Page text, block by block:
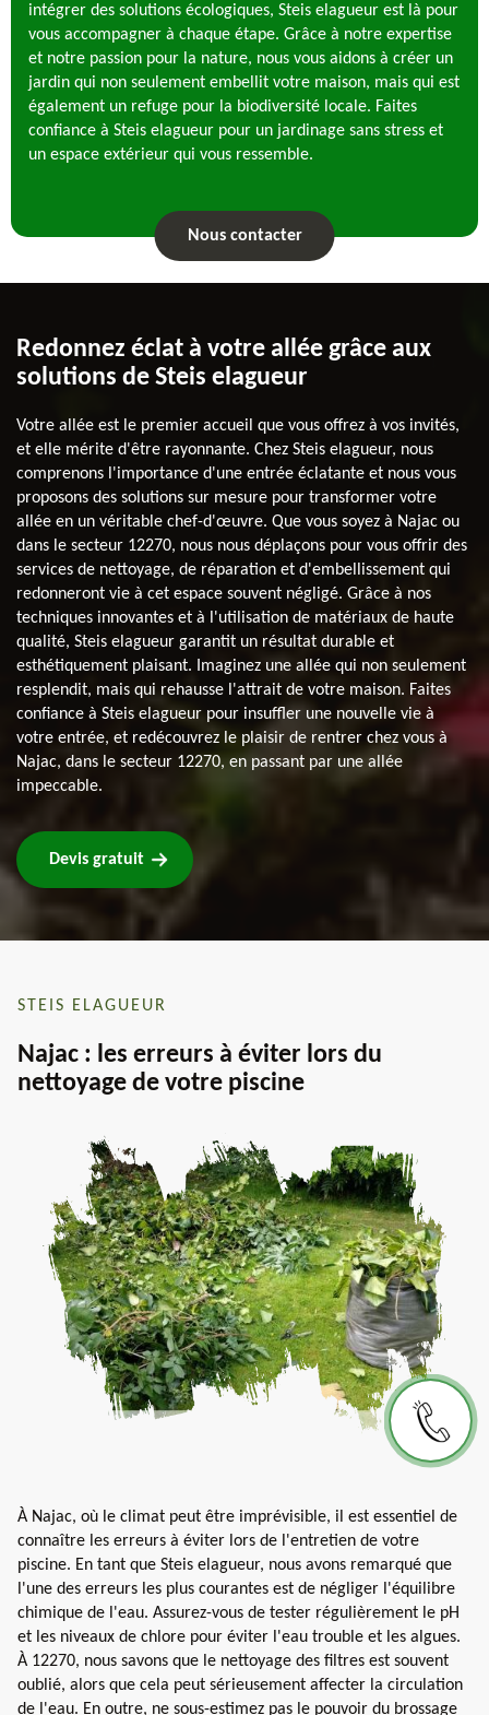
intégrer des solutions écologiques, Steis elagueur est là pour
vous accompagner à chaque étape. Grâce à notre expertise
et notre passion pour la nature, nous vous aidons à créer un
jardin qui non seulement embellit votre maison, mais qui est
également un refuge pour la biodiversité locale. Faites
confiance à Steis elagueur pour un jardinage sans stress et
un espace extérieur qui vous ressemble.
Nous contacter
Redonnez éclat à votre allée grâce aux
solutions de Steis elagueur
Votre allée est le premier accueil que vous offrez à vos invités,
et elle mérite d'être rayonnante. Chez Steis elagueur, nous
comprenons l'importance d'une entrée éclatante et nous vous
proposons des solutions sur mesure pour transformer votre
allée en un véritable chef-d'œuvre. Que vous soyez à Najac ou
dans le secteur 12270, nous nous déplaçons pour vous offrir des
services de nettoyage, de réparation et d'embellissement qui
redonneront vie à cet espace souvent négligé. Grâce à nos
techniques innovantes et à l'utilisation de matériaux de haute
qualité, Steis elagueur garantit un résultat durable et
esthétiquement plaisant. Imaginez une allée qui non seulement
resplendit, mais qui rehausse l'attrait de votre maison. Faites
confiance à Steis elagueur pour insuffler une nouvelle vie à
votre entrée, et redécouvrez le plaisir de rentrer chez vous à
Najac, dans le secteur 12270, en passant par une allée
impeccable.
Devis gratuit
STEIS ELAGUEUR
Najac : les erreurs à éviter lors du
nettoyage de votre piscine
À Najac, où le climat peut être imprévisible, il est essentiel de
connaître les erreurs à éviter lors de l'entretien de votre
piscine. En tant que Steis elagueur, nous avons remarqué que
l'une des erreurs les plus courantes est de négliger l'équilibre
chimique de l'eau. Assurez-vous de tester régulièrement le pH
et les niveaux de chlore pour éviter l'eau trouble et les algues.
À 12270, nous savons que le nettoyage des filtres est souvent
oublié, alors que cela peut sérieusement affecter la circulation
de l'eau. En outre, ne sous-estimez pas le pouvoir du brossage